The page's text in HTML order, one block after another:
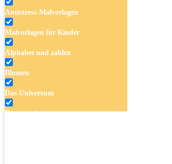
Antistress-Malvorlagen
Malvorlagen für Kinder
Alphabet und zahlen
Blumen
Das Universum
Dinosaurier